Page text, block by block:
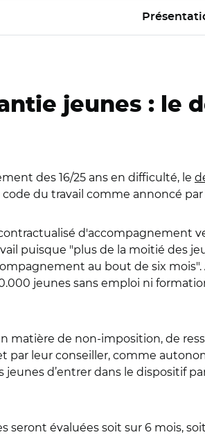
jeunes : le
des 16/25 ans en difficulté, le
du travail comme annoncé
d'accompagnement
puisque "plus de la moitié des
au bout de six mois".
jeunes sans emploi ni
matière de non-imposition, de
leur conseiller, comme
d’entrer dans le dispositif
évaluées soit sur 6 mois,